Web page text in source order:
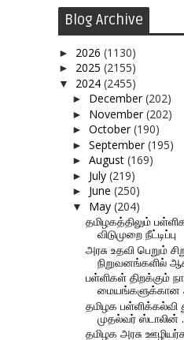
Blog Archive
► 2026 (1130)
► 2025 (2155)
▼ 2024 (2455)
► December(202)
► November(202)
► October(190)
► September(195)
► August (169)
► July (219)
► June (250)
▼ May (204)
தமிழகத்திலும்
விடுமுறை நீட்டிப்பு
அரசு உதவி பெறும்
நிறுவனங்களில்
பள்ளிகள் திறக்கும்
மையங்களுக்கான
தமிழக
முதல்வர் ஸ்டாலின்
தமிழக அரசு